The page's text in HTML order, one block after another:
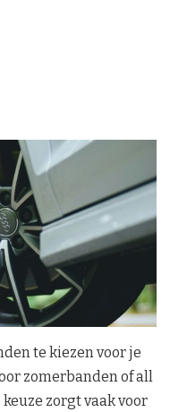
te kiezen voor je
zomerbanden of all
zorgt vaak voor